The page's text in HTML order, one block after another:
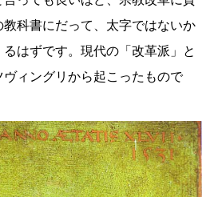
科書にだって、太字ではないか
はずです。現代の「改革派」と
ィングリから起こったもので